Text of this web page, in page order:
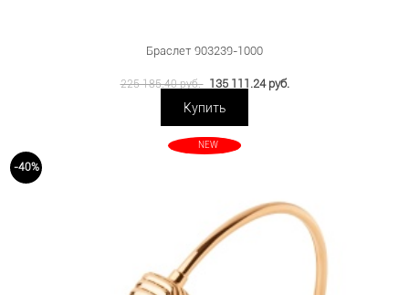
Браслет 903239-1000
225 185.40 руб. 135 111.24 руб.
Купить
-40%
NEW